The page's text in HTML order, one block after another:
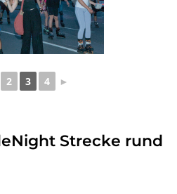
2 3 4 ►
Strecke rund